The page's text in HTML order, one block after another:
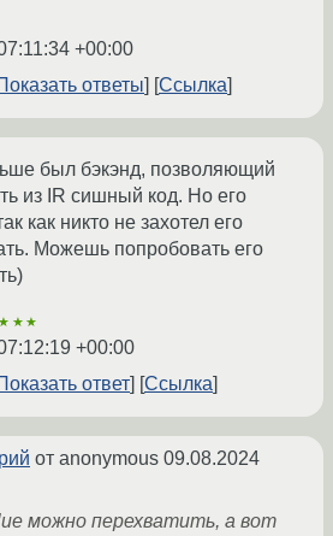
+00:00
ответы Ссылка
был бэкэнд, позволяющий
из IR сишный код. Но его
как никто не захотел его
Можешь попробовать его
+00:00
ответ Ссылка
от anonymous 09.08.2024
можно перехватить, а вот